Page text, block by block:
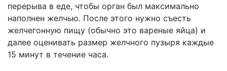
перерыва в еде, чтобы орган был максимально
наполнен желчью. После этого нужно съесть
желчегонную пищу (обычно это вареные яйца) и
далее оценивать размер желчного пузыря каждые
15 минут в течение часа.